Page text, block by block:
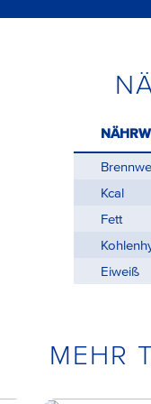
Kcal
Fett
Eiweiß
MEHR